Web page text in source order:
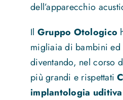
dell’apparecchio
Il Gruppo Otologico
migliaia di bambini ed
diventando, nel corso
più grandi e rispettati
implantologia uditiva